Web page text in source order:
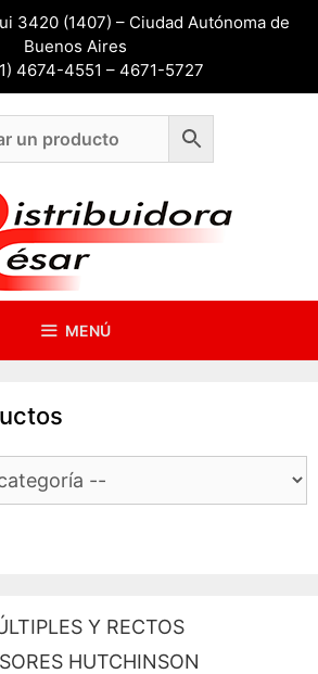
3420 (1407) – Ciudad Autónoma de
Buenos Aires
4674-4551 – 4671-5727
MENÚ
Y RECTOS
HUTCHINSON